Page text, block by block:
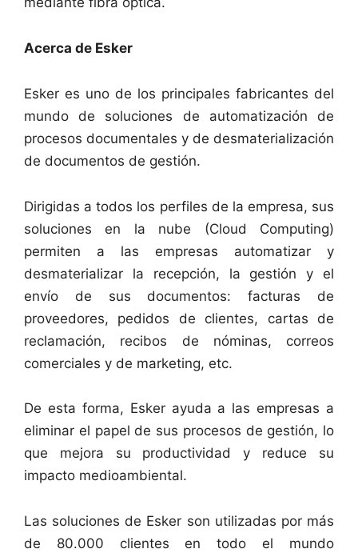
Acerca de Esker
Esker es uno de los principales fabricantes del
mundo de soluciones de automatización de
procesos documentales y de desmaterialización
de documentos de gestión.
Dirigidas a todos los perfiles de la empresa, sus
soluciones en la nube (Cloud Computing)
permiten a las empresas automatizar y
desmaterializar la recepción, la gestión y el
envío de sus documentos: facturas de
proveedores, pedidos de clientes, cartas de
reclamación, recibos de nóminas, correos
comerciales y de marketing, etc.
De esta forma, Esker ayuda a las empresas a
eliminar el papel de sus procesos de gestión, lo
que mejora su productividad y reduce su
impacto medioambiental.
Las soluciones de Esker son utilizadas por más
de 80.000 clientes en todo el mundo